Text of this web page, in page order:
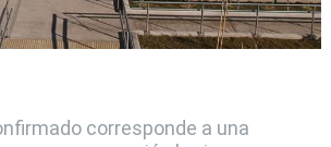
corresponde a una